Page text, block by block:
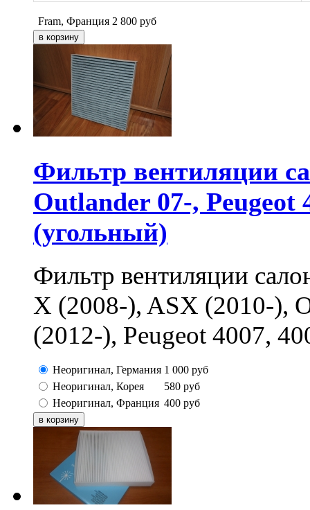
Fram, Франция 2 800 руб
Фильтр вентиляции
Outlander 07-, Peugeot
(угольный)
Фильтр вентиляции
X (2008-), ASX (2010-),
(2012-), Peugeot 4007,
Неоригинал, Германия 1 000 руб
Неоригинал, Корея
580 руб
Неоригинал, Франция 400 руб